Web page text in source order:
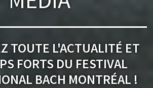
TOUTE L'ACTUALITÉ ET
FORTS DU FESTIVAL
BACH MONTRÉAL !